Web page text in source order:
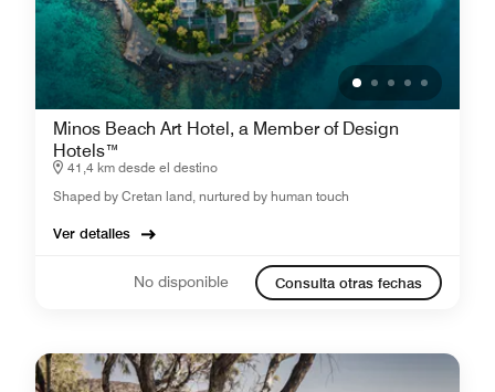
Minos Beach Art Hotel, a Member of Design
Hotels™
41,4 km desde el destino
Shaped by Cretan land, nurtured by human touch
Ver detalles
No disponible Consulta otras fechas